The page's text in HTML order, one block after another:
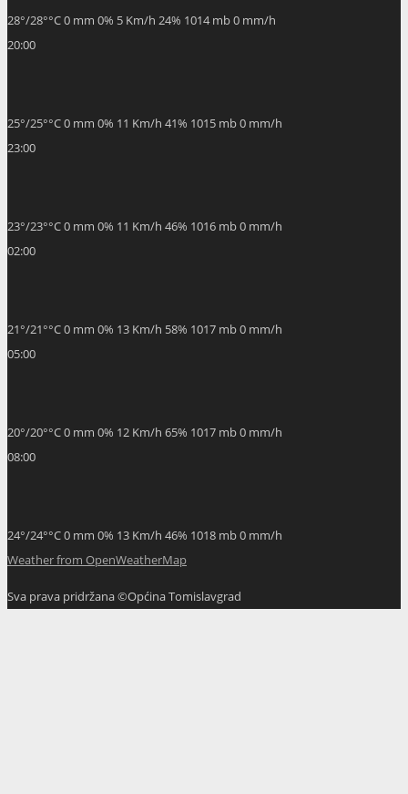
28°/28°°C0 mm 0% 5 Km/h 24% 1014 mb0 mm/h
20:00
25°/25°°C0 mm 0% 11 Km/h 41% 1015 mb0 mm/h
23:00
23°/23°°C0 mm 0% 11 Km/h 46% 1016 mb0 mm/h
02:00
21°/21°°C0 mm 0% 13 Km/h 58% 1017 mb0 mm/h
05:00
20°/20°°C0 mm 0% 12 Km/h 65% 1017 mb0 mm/h
08:00
24°/24°°C0 mm 0% 13 Km/h 46% 1018 mb0 mm/h
Weather from OpenWeatherMap
Sva prava pridržana ©Općina Tomislavgrad